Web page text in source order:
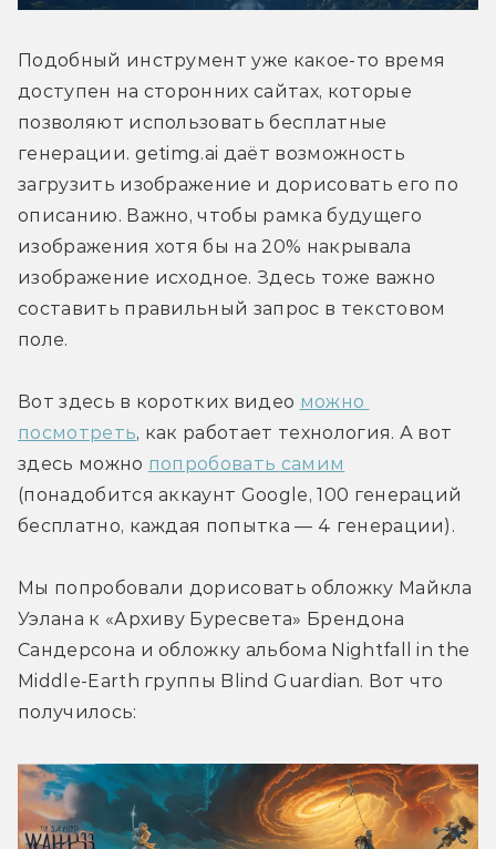
Подобный инструмент уже какое-то время
доступен на сторонних сайтах, которые
позволяют использовать бесплатные
генерации. getimg.ai даёт возможность
загрузить изображение и дорисовать его по
описанию. Важно, чтобы рамка будущего
изображения хотя бы на 20% накрывала
изображение исходное. Здесь тоже важно
составить правильный запрос в текстовом
поле.
Вот здесь в коротких видео можно
посмотреть, как работает технология. А вот
здесь можно попробовать самим
(понадобится аккаунт Google, 100 генераций
бесплатно, каждая попытка — 4 генерации).
Мы попробовали дорисовать обложку Майкла
Уэлана к «Архиву Буресвета» Брендона
Сандерсона и обложку альбома Nightfall in the
Middle-Earth группы Blind Guardian. Вот что
получилось: